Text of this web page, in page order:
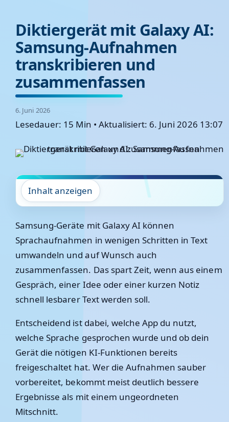
Diktiergerät mit Galaxy AI:
Samsung-Aufnahmen
transkribieren und
zusammenfassen
6. Juni 2026
Lesedauer: 15 Min • Aktualisiert: 6. Juni 2026 13:07
Inhalt anzeigen
Samsung-Geräte mit Galaxy AI können
Sprachaufnahmen in wenigen Schritten in Text
umwandeln und auf Wunsch auch
zusammenfassen. Das spart Zeit, wenn aus einem
Gespräch, einer Idee oder einer kurzen Notiz
schnell lesbarer Text werden soll.
Entscheidend ist dabei, welche App du nutzt,
welche Sprache gesprochen wurde und ob dein
Gerät die nötigen KI-Funktionen bereits
freigeschaltet hat. Wer die Aufnahmen sauber
vorbereitet, bekommt meist deutlich bessere
Ergebnisse als mit einem ungeordneten
Mitschnitt.